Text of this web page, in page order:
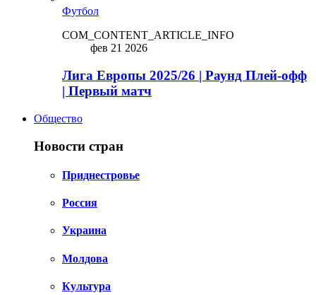
Футбол
COM_CONTENT_ARTICLE_INFO
фев 21 2026
Лига Европы 2025/26 | Раунд Плей-офф
| Первый матч
Общество
Новости стран
Приднестровье
Россия
Украина
Молдова
Культура